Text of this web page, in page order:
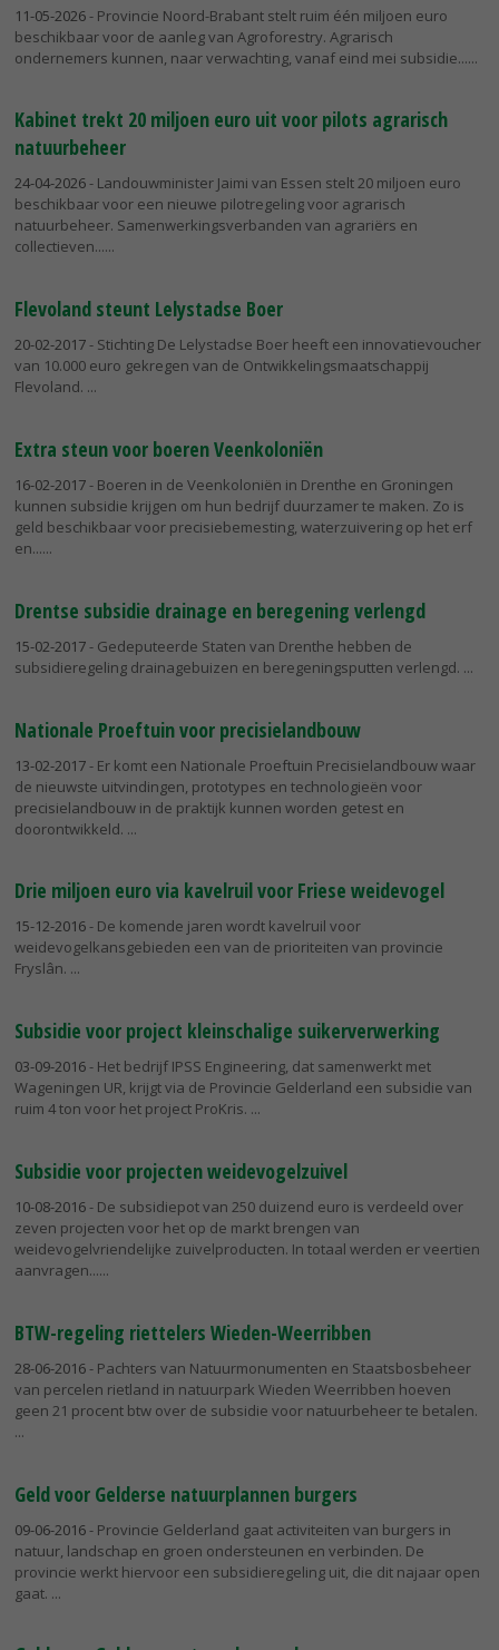
11-05-2026- Provincie Noord-Brabant stelt ruim één miljoen euro
beschikbaar voor de aanleg van Agroforestry. Agrarisch
ondernemers kunnen, naar verwachting, vanaf eind mei subsidie...
Kabinet trekt 20 miljoen euro uit voor pilots agrarisch
natuurbeheer
24-04-2026- Landouwminister Jaimi van Essen stelt 20 miljoen euro
beschikbaar voor een nieuwe pilotregeling voor agrarisch
natuurbeheer. Samenwerkingsverbanden van agrariërs en
collectieven...
Flevoland steunt Lelystadse Boer
20-02-2017- Stichting De Lelystadse Boer heeft een innovatievoucher
van 10.000 euro gekregen van de Ontwikkelingsmaatschappij
Flevoland.
Extra steun voor boeren Veenkoloniën
16-02-2017- Boeren in de Veenkoloniën in Drenthe en Groningen
kunnen subsidie krijgen om hun bedrijf duurzamer te maken. Zo is
geld beschikbaar voor precisiebemesting, waterzuivering op het erf
en...
Drentse subsidie drainage en beregening verlengd
15-02-2017- Gedeputeerde Staten van Drenthe hebben de
subsidieregeling drainagebuizen en beregeningsputten verlengd.
Nationale Proeftuin voor precisielandbouw
13-02-2017- Er komt een Nationale Proeftuin Precisielandbouw waar
de nieuwste uitvindingen, prototypes en technologieën voor
precisielandbouw in de praktijk kunnen worden getest en
doorontwikkeld.
Drie miljoen euro via kavelruil voor Friese weidevogel
15-12-2016- De komende jaren wordt kavelruil voor
weidevogelkansgebieden een van de prioriteiten van provincie
Fryslân.
Subsidie voor project kleinschalige suikerverwerking
03-09-2016- Het bedrijf IPSS Engineering, dat samenwerkt met
Wageningen UR, krijgt via de Provincie Gelderland een subsidie van
ruim 4 ton voor het project ProKris.
Subsidie voor projecten weidevogelzuivel
10-08-2016- De subsidiepot van 250 duizend euro is verdeeld over
zeven projecten voor het op de markt brengen van
weidevogelvriendelijke zuivelproducten. In totaal werden er veertien
aanvragen...
BTW-regeling riettelers Wieden-Weerribben
28-06-2016- Pachters van Natuurmonumenten en Staatsbosbeheer
van percelen rietland in natuurpark Wieden Weerribben hoeven
geen 21 procent btw over de subsidie voor natuurbeheer te betalen.
Geld voor Gelderse natuurplannen burgers
09-06-2016- Provincie Gelderland gaat activiteiten van burgers in
natuur, landschap en groen ondersteunen en verbinden. De
provincie werkt hiervoor een subsidieregeling uit, die dit najaar open
gaat.